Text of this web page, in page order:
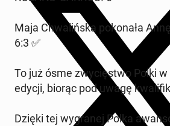
Maja Chwa­liń­ska po­ko­na­ła
6:3 ✅
To już ósme zwy­cię­stwo Polki
edycji, biorąc pod uwagę
Dzięki tej wy­gra­nej Polka